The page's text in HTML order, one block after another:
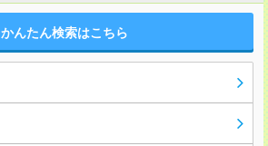
かんたん検索はこちら